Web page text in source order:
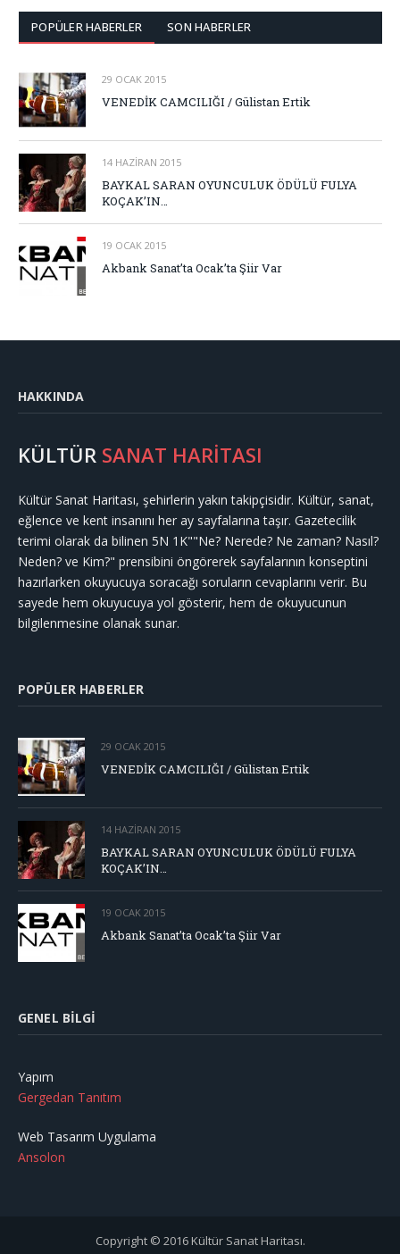
POPÜLER HABERLER SON HABERLER
29 OCAK 2015
VENEDİK CAMCILIĞI / Gülistan Ertik
14 HAZIRAN 2015
BAYKAL SARAN OYUNCULUK ÖDÜLÜ FULYA
KOÇAK’IN…
19 OCAK 2015
Akbank Sanat’ta Ocak’ta Şiir Var
HAKKINDA
KÜLTÜR SANAT HARİTASI
Kültür Sanat Haritası, şehirlerin yakın takipçisidir. Kültür, sanat,
eğlence ve kent insanını her ay sayfalarına taşır. Gazetecilik
terimi olarak da bilinen 5N 1K""Ne? Nerede? Ne zaman? Nasıl?
Neden? ve Kim?" prensibini öngörerek sayfalarının konseptini
hazırlarken okuyucuya soracağı soruların cevaplarını verir. Bu
sayede hem okuyucuya yol gösterir, hem de okuyucunun
bilgilenmesine olanak sunar.
POPÜLER HABERLER
29 OCAK 2015
VENEDİK CAMCILIĞI / Gülistan Ertik
14 HAZIRAN 2015
BAYKAL SARAN OYUNCULUK ÖDÜLÜ FULYA
KOÇAK’IN…
19 OCAK 2015
Akbank Sanat’ta Ocak’ta Şiir Var
GENEL BILGI
Yapım
Gergedan Tanıtım
Web Tasarım Uygulama
Ansolon
Copyright © 2016 Kültür Sanat Haritası.